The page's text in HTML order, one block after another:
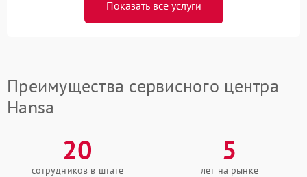
Показать все услуги
Преимущества сервисного центра
Hansa
20
сотрудников в штате
5
лет на рынке